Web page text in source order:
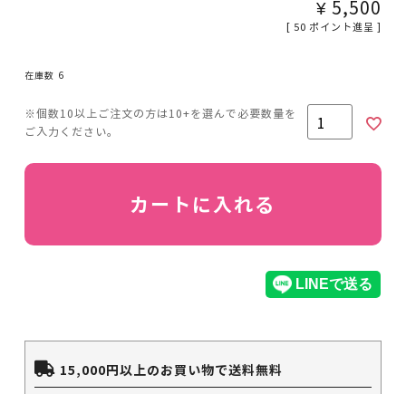
¥ 5,500
[ 50 ポイント進呈 ]
在庫数 6
カートに入れる
15,000円以上のお買い物で送料無料